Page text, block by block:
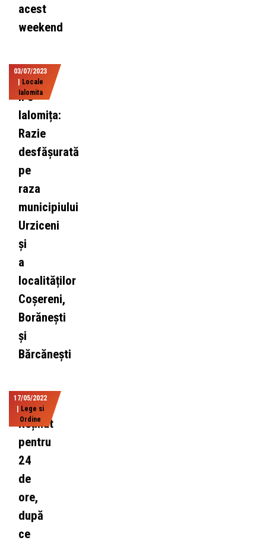
acest
weekend
03/07/2023
Locale
Ialomita
IPJ
Ialomița:
Razie
desfășurată
pe
raza
municipiului
Urziceni
și
a
localităților
Coșereni,
Borănești
și
Bărcănești
17/05/2022
Lege si
Ordine
Reținut
pentru
24
de
ore,
după
ce